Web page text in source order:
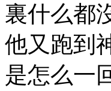
裏什么都
他又跑到
是怎么一